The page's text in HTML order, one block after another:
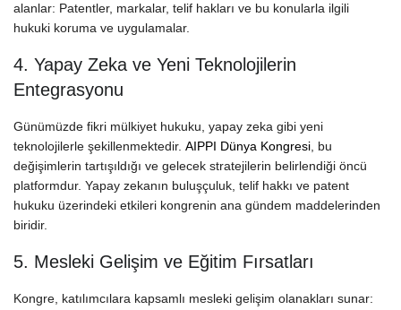
alanlar: Patentler, markalar, telif hakları ve bu konularla ilgili
hukuki koruma ve uygulamalar.
4. Yapay Zeka ve Yeni Teknolojilerin
Entegrasyonu
Günümüzde fikri mülkiyet hukuku, yapay zeka gibi yeni
teknolojilerle şekillenmektedir. AIPPI Dünya Kongresi , bu
değişimlerin tartışıldığı ve gelecek stratejilerin belirlendiği öncü
platformdur. Yapay zekanın buluşçuluk, telif hakkı ve patent
hukuku üzerindeki etkileri kongrenin ana gündem maddelerinden
biridir.
5. Mesleki Gelişim ve Eğitim Fırsatları
Kongre, katılımcılara kapsamlı mesleki gelişim olanakları sunar: